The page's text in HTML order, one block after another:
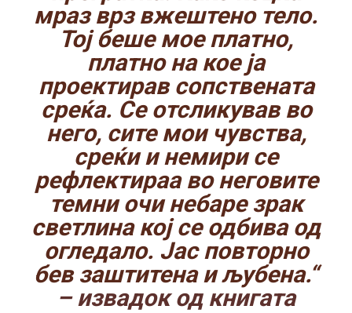
мраз врз вжештено тело.
Тој беше мое платно,
платно на кое ја
проектирав сопствената
среќа. Се отсликував во
него, сите мои чувства,
среќи и немири се
рефлектираа во неговите
темни очи небаре зрак
светлина кој се одбива од
огледало. Јас повторно
бев заштитена и љубена.“
– извадок од книгата